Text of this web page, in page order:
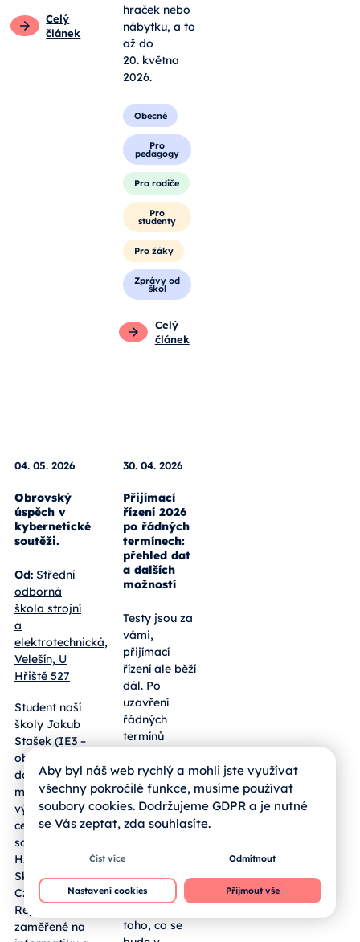
Pro žáky
hotové
prototypy
hraček nebo
nábytku, a to
až do
2026.
Obecné
Pro
pedagogy
Pro rodiče
Pro
studenty
Pro žáky
škol
04. 05. 2026
Obrovský
úspěch v
soutěži.
Od: Střední
odborná
škola strojní
a
elektrotechnická,
Hřiště 527
Student naší
školy Jakub
Stašek (IE3 –
obor EPS)
dosáhl
mimořádného
výsledku v
celostátní
soutěži
HAXAGON
Skirmish
Czech
30. 04. 2026
Přijímací
řízení 2026
po řádných
termínech:
přehled dat
možností
Testy jsou za
vámi,
přijímací
řízení ale běží
dál. Po
uzavření
řádných
termínů
jednotných
přijímaček
pro maturitní
nástavby
žáky fáze
hodnocení.
Přinášíme
Aby byl náš web rychlý a mohli jste využívat
všechny pokročilé funkce, musíme používat
soubory cookies. Dodržujeme GDPR a je nutné
se Vás zeptat, zda souhlasíte.
Číst více Odmítnout
Nastavení cookies Přijmout vše